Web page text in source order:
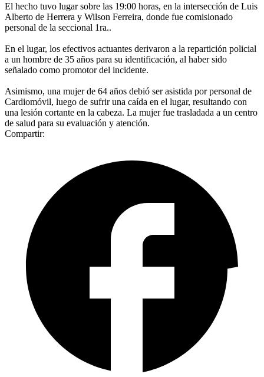
El hecho tuvo lugar sobre las 19:00 horas, en la intersección de Luis
Alberto de Herrera y Wilson Ferreira, donde fue comisionado
personal de la seccional 1ra..
En el lugar, los efectivos actuantes derivaron a la repartición policial
a un hombre de 35 años para su identificación, al haber sido
señalado como promotor del incidente.
Asimismo, una mujer de 64 años debió ser asistida por personal de
Cardiomóvil, luego de sufrir una caída en el lugar, resultando con
una lesión cortante en la cabeza. La mujer fue trasladada a un centro
de salud para su evaluación y atención.
Compartir: